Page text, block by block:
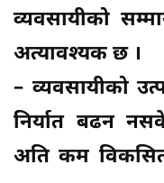
व्यवसायीको
अत्यावश्यक छ ।
– व्यवसायीको
निर्यात बढन
अति कम विकसित